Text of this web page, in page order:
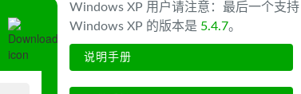
Windows XP 用户请注意：最后一个支持
Windows XP 的版本是 5.4.7。
说明手册